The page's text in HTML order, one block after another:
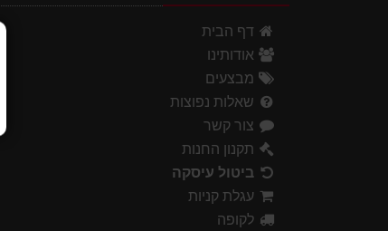
דף הבית
אודותינו
מבצעים
שאלות נפוצות
צור קשר
תקנון החנות
ביטול עיסקה
עגלת קניות
לקופה